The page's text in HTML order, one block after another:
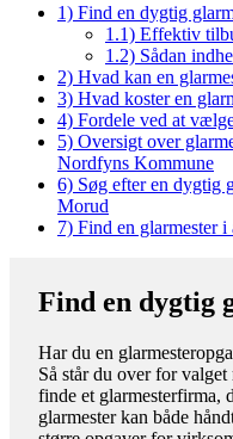
1) Find en dygtig
1.1) Effektiv
1.2) Sådan
2) Hvad kan en
3) Hvad koster en
4) Fordele ved at
5) Oversigt over
Nordfyns Kommune
6) Søg efter en dygtig
Morud
7) Find en glarmester
Find en dygtig
Har du en
Så står du over for
finde et glarmesterfirma,
glarmester kan både